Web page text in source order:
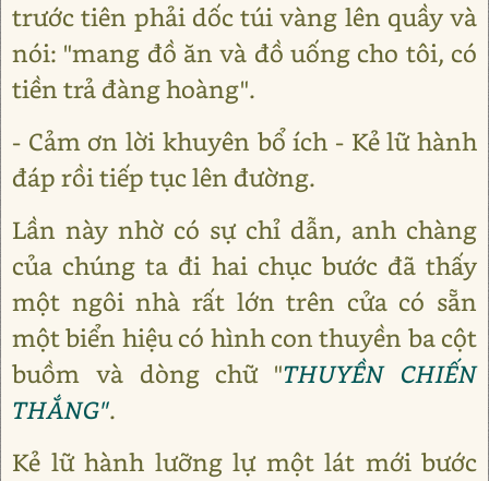
trước tiên phải dốc túi vàng lên quầy và
nói: "mang đồ ăn và đồ uống cho tôi, có
tiền trả đàng hoàng".
- Cảm ơn lời khuyên bổ ích - Kẻ lữ hành
đáp rồi tiếp tục lên đường.
Lần này nhờ có sự chỉ dẫn, anh chàng
của chúng ta đi hai chục bước đã thấy
một ngôi nhà rất lớn trên cửa có sẵn
một biển hiệu có hình con thuyền ba cột
buồm và dòng chữ "THUYỀN CHIẾN
THẮNG".
Kẻ lữ hành lưỡng lự một lát mới bước